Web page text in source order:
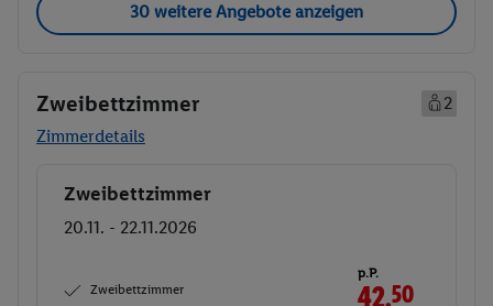
30 weitere Angebote anzeigen
Zweibettzimmer
2
Zimmerdetails
Buchen
Zweibettzimmer
20.11. - 22.11.2026
Zweibettzimmer
p.P.
42.50